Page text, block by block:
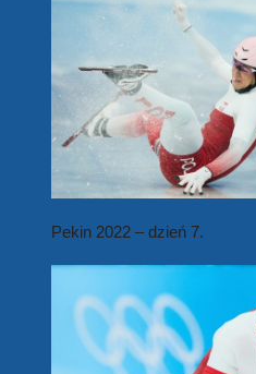
Pekin 2022 – dzień 7.